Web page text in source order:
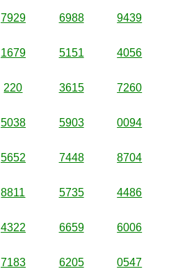
7929 6988 9439
1679 5151 4056
220 3615 7260
5038 5903 0094
5652 7448 8704
8811 5735 4486
4322 6659 6006
7183 6205 0547